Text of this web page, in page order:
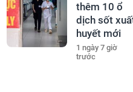
thêm 10 ổ
dịch sốt
huyết mới
1 ngày 7 giờ
trước